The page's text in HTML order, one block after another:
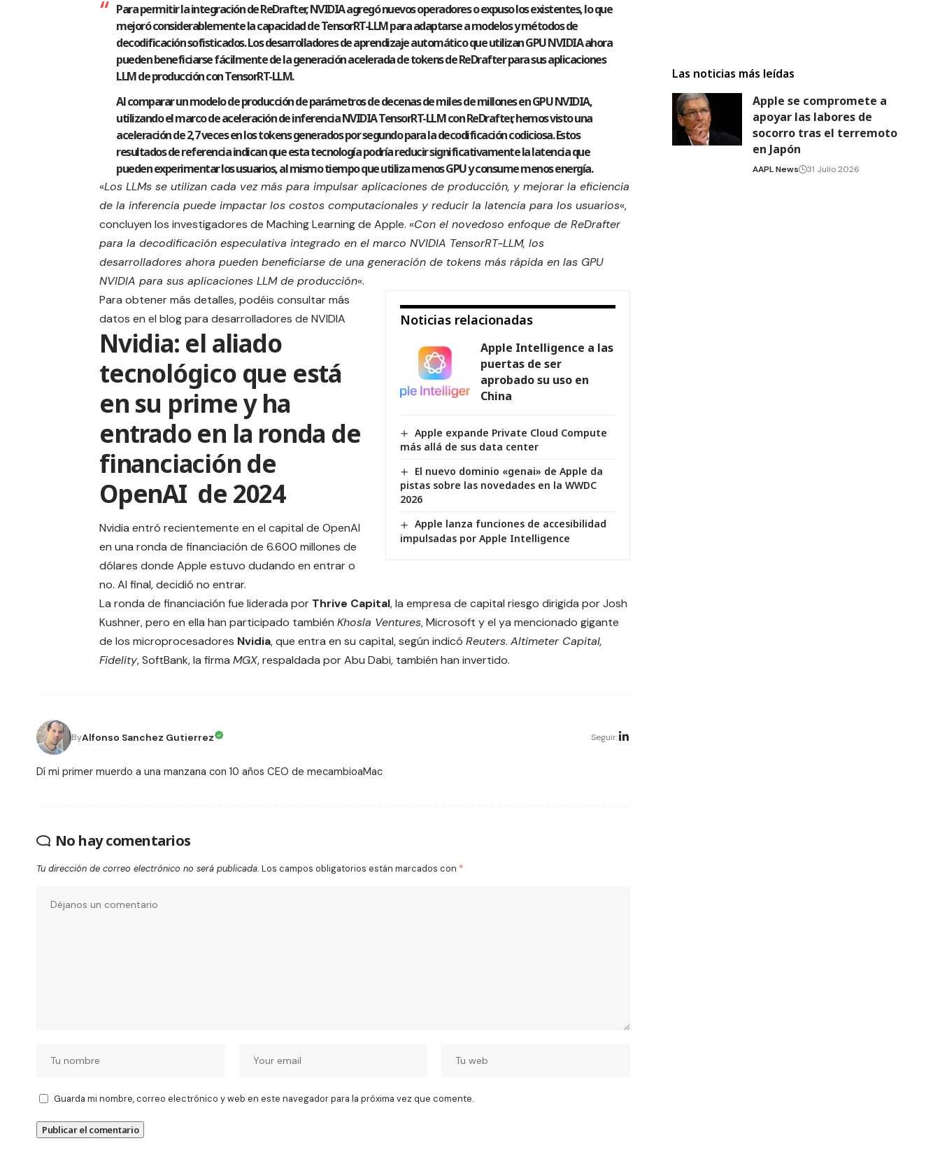
Para permitir la integración de ReDrafter, NVIDIA agregó nuevos operadores o expuso los existentes, lo que
mejoró considerablemente la capacidad de TensorRT-LLM para adaptarse a modelos y métodos de
decodificación sofisticados. Los desarrolladores de aprendizaje automático que utilizan GPU NVIDIA ahora
pueden beneficiarse fácilmente de la generación acelerada de tokens de ReDrafter para sus aplicaciones
LLM de producción con TensorRT-LLM.
Al comparar un modelo de producción de parámetros de decenas de miles de millones en GPU NVIDIA,
utilizando el marco de aceleración de inferencia NVIDIA TensorRT-LLM con ReDrafter, hemos visto una
aceleración de 2,7 veces en los tokens generados por segundo para la decodificación codiciosa. Estos
resultados de referencia indican que esta tecnología podría reducir significativamente la latencia que
pueden experimentar los usuarios, al mismo tiempo que utiliza menos GPU y consume menos energía.
«Los LLMs se utilizan cada vez más para impulsar aplicaciones de producción, y mejorar la eficiencia
de la inferencia puede impactar los costos computacionales y reducir la latencia para los usuarios«,
concluyen los investigadores de Maching Learning de Apple. «Con el novedoso enfoque de ReDrafter
para la decodificación especulativa integrado en el marco NVIDIA TensorRT-LLM, los
desarrolladores ahora pueden beneficiarse de una generación de tokens más rápida en las GPU
NVIDIA para sus aplicaciones LLM de producción«.
Noticias relacionadas
Apple Intelligence a las
puertas de ser
aprobado su uso en
China
Apple expande Private Cloud Compute
más allá de sus data center
El nuevo dominio «genai» de Apple da
pistas sobre las novedades en la WWDC
2026
Apple lanza funciones de accesibilidad
impulsadas por Apple Intelligence
Para obtener más detalles, podéis consultar más
datos en el blog para desarrolladores de NVIDIA
Nvidia: el aliado
tecnológico que está
en su prime y ha
entrado en la ronda de
financiación de
OpenAI de 2024
Nvidia entró recientemente en el capital de OpenAI
en una ronda de financiación de 6.600 millones de
dólares donde Apple estuvo dudando en entraro
no. Al final, decidió no entrar.
La ronda de financiación fue liderada por Thrive Capital, la empresa de capital riesgo dirigida por Josh
Kushner, pero en ella han participado también Khosla Ventures,Microsoft y el ya mencionado gigante
de los microprocesadores Nvidia, que entra en su capital, según indicó Reuters. Altimeter Capital,
Fidelity,SoftBank, la firma MGX, respaldada por Abu Dabi, también han invertido.
ByAlfonso Sanchez Gutierrez Seguir:
Dí mi primer muerdo a una manzana con 10 años CEO de mecambioaMac
No hay comentarios
Tu dirección de correo electrónico no será publicada. Los campos obligatorios están marcados con *
Guarda mi nombre, correo electrónico y web en este navegador para la próxima vez que comente.
Las noticias más leídas
Apple se compromete a
apoyar las labores de
socorro tras el terremoto
en Japón
AAPL News 31 Julio 2026